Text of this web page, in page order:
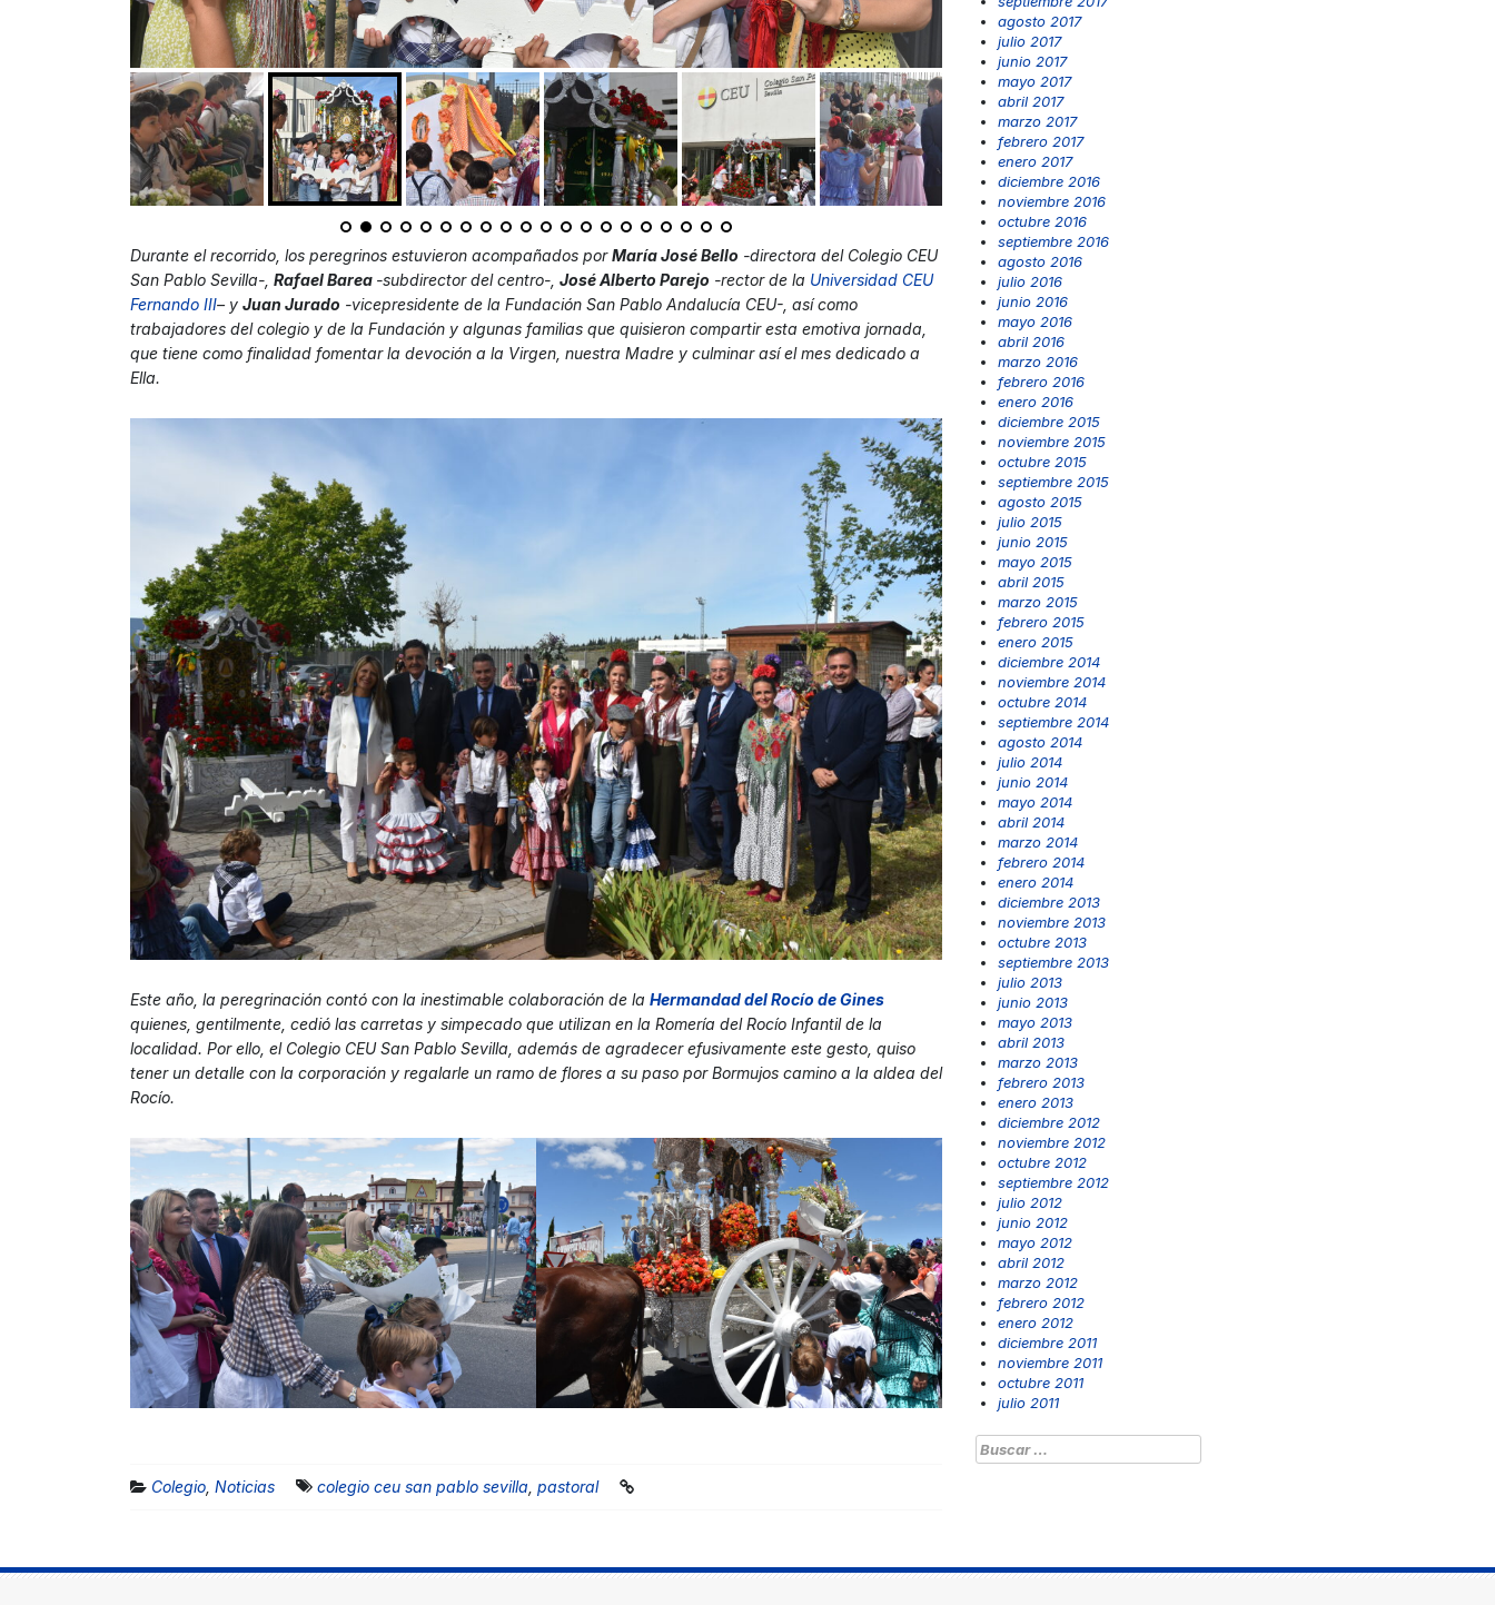
Durante el recorrido, los peregrinos estuvieron acompañados porMaría José Bello -directora del Colegio CEU
San Pablo Sevilla-, Rafael Barea -subdirector del centro-, José Alberto Parejo -rector de la Universidad CEU
Fernando III– y Juan Jurado -vicepresidente de la Fundación San Pablo Andalucía CEU-, así como
trabajadores del colegio y de la Fundación y algunas familias que quisieron compartir esta emotiva jornada,
que tiene como finalidad fomentar la devoción a la Virgen, nuestra Madre y culminar así el mes dedicado a
Ella.
Este año, la peregrinación contó con la inestimable colaboración de la Hermandad del Rocío de Gines
quienes, gentilmente, cedió las carretas y simpecado que utilizan en la Romería del Rocío Infantil de la
localidad. Por ello, el Colegio CEU San Pablo Sevilla, además de agradecer efusivamente este gesto, quiso
tener un detalle con la corporación y regalarle un ramo de flores a su paso por Bormujos camino a la aldea del
Rocío.
Colegio Noticias colegio ceu san pablo sevilla pastoral
agosto 2017
julio 2017
junio 2017
mayo 2017
abril 2017
marzo 2017
febrero 2017
enero 2017
diciembre 2016
noviembre 2016
octubre 2016
septiembre 2016
agosto 2016
julio 2016
junio 2016
mayo 2016
abril 2016
marzo 2016
febrero 2016
enero 2016
diciembre 2015
noviembre 2015
octubre 2015
septiembre 2015
agosto 2015
julio 2015
junio 2015
mayo 2015
abril 2015
marzo 2015
febrero 2015
enero 2015
diciembre 2014
noviembre 2014
octubre 2014
septiembre 2014
agosto 2014
julio 2014
junio 2014
mayo 2014
abril 2014
marzo 2014
febrero 2014
enero 2014
diciembre 2013
noviembre 2013
octubre 2013
septiembre 2013
julio 2013
junio 2013
mayo 2013
abril 2013
marzo 2013
febrero 2013
enero 2013
diciembre 2012
noviembre 2012
octubre 2012
septiembre 2012
julio 2012
junio 2012
mayo 2012
abril 2012
marzo 2012
febrero 2012
enero 2012
diciembre 2011
noviembre 2011
octubre 2011
julio 2011
Buscar: